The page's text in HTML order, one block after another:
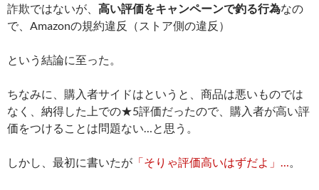
詐欺ではないが、 高い評価をキャンペーンで釣る行為なの
で、Amazonの規約違反（ストア側の違反）
という結論に至った。
ちなみに、購入者サイドはというと、商品は悪いものでは
なく、納得した上での★5評価だったので、購入者が高い評
価をつけることは問題ない…と思う。
しかし、最初に書いたが 「そりゃ評価高いはずだよ」…